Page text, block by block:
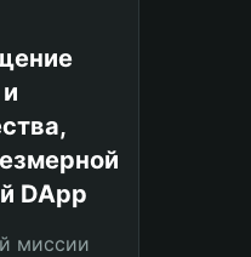
DApp
миссии